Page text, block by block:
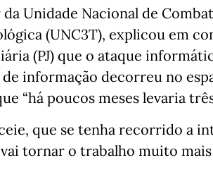
Unidade Nacional de
(UNC3T), explicou em
(PJ) que o ataque
de informação decorreu no
“há poucos meses levaria
que se tenha recorrido a
tornar o trabalho muito mais